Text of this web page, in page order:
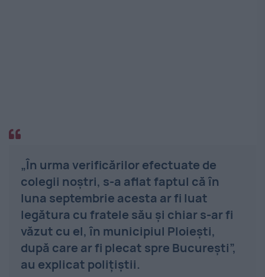
„În urma verificărilor efectuate de
colegii noştri, s-a aflat faptul că în
luna septembrie acesta ar fi luat
legătura cu fratele său şi chiar s-ar fi
văzut cu el, în municipiul Ploieşti,
după care ar fi plecat spre Bucureşti”,
au explicat poliţiştii.